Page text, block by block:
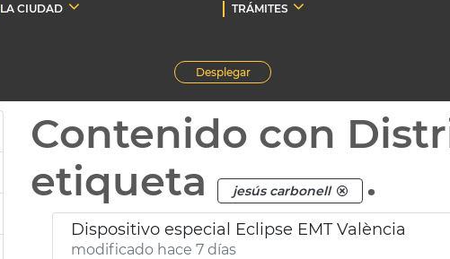
LA CIUDAD TRÁMITES
Desplegar
Contenido con
etiqueta
jesús carbonell .
Dispositivo especial Eclipse EMT València
modificado hace 7 días